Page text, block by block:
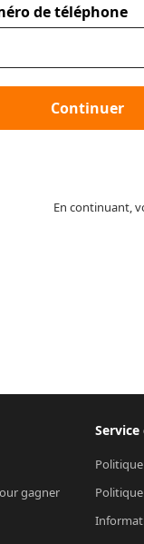
de téléphone
Continuer
En continuant,
gagner